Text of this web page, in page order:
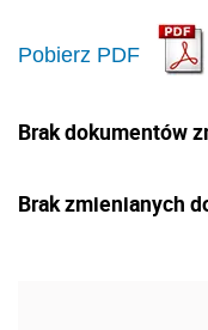
Pobierz PDF
Brak dokumentów
Brak zmienianych